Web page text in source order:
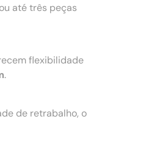
até três peças
flexibilidade
.
de retrabalho, o